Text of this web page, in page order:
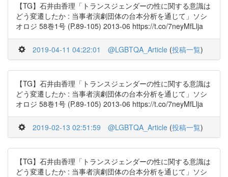
【TG】石井由香理「トランスジェンダーの性に関する意識は
どう変遷したか : 当事者演劇団体の台本分析を通じて」ソシ
オロジ 58巻1号 (P.89-105) 2013-06 https://t.co/7neyMfLlja
2019-04-11 04:22:01 @LGBTQA_Article (投稿一覧)
【TG】石井由香理「トランスジェンダーの性に関する意識は
どう変遷したか : 当事者演劇団体の台本分析を通じて」ソシ
オロジ 58巻1号 (P.89-105) 2013-06 https://t.co/7neyMfLlja
2019-02-13 02:51:59 @LGBTQA_Article (投稿一覧)
【TG】石井由香理「トランスジェンダーの性に関する意識は
どう変遷したか : 当事者演劇団体の台本分析を通じて」ソシ